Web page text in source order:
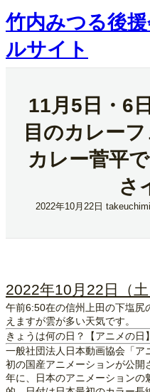
内
容
ス
キ
竹内みつる後
ルサイト
11月5日・6
目のカレー
カレー菅平
さ
2022年10月22日
2022年10月22日（土
午前6:50在の信州上田の下塩尻
えますが雲が多い天気です。
きょうは何の日？【アニメの日】
一般社団法人日本動画協会「ア
初の国産アニメーションが公開
年に、日本のアニメーションの